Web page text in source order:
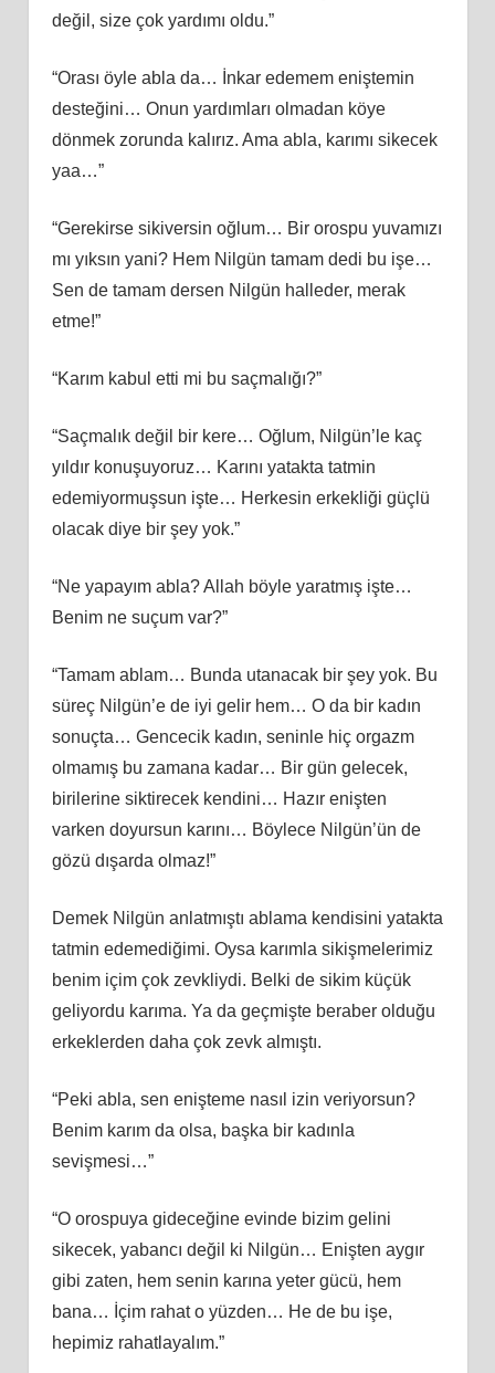
değil, size çok yardımı oldu.”
“Orası öyle abla da… İnkar edemem eniştemin
desteğini… Onun yardımları olmadan köye
dönmek zorunda kalırız. Ama abla, karımı sikecek
yaa…”
“Gerekirse sikiversin oğlum… Bir orospu yuvamızı
mı yıksın yani? Hem Nilgün tamam dedi bu işe…
Sen de tamam dersen Nilgün halleder, merak
etme!”
“Karım kabul etti mi bu saçmalığı?”
“Saçmalık değil bir kere… Oğlum, Nilgün’le kaç
yıldır konuşuyoruz… Karını yatakta tatmin
edemiyormuşsun işte… Herkesin erkekliği güçlü
olacak diye bir şey yok.”
“Ne yapayım abla? Allah böyle yaratmış işte…
Benim ne suçum var?”
“Tamam ablam… Bunda utanacak bir şey yok. Bu
süreç Nilgün’e de iyi gelir hem… O da bir kadın
sonuçta… Gencecik kadın, seninle hiç orgazm
olmamış bu zamana kadar… Bir gün gelecek,
birilerine siktirecek kendini… Hazır enişten
varken doyursun karını… Böylece Nilgün’ün de
gözü dışarda olmaz!”
Demek Nilgün anlatmıştı ablama kendisini yatakta
tatmin edemediğimi. Oysa karımla sikişmelerimiz
benim içim çok zevkliydi. Belki de sikim küçük
geliyordu karıma. Ya da geçmişte beraber olduğu
erkeklerden daha çok zevk almıştı.
“Peki abla, sen enişteme nasıl izin veriyorsun?
Benim karım da olsa, başka bir kadınla
sevişmesi…”
“O orospuya gideceğine evinde bizim gelini
sikecek, yabancı değil ki Nilgün… Enişten aygır
gibi zaten, hem senin karına yeter gücü, hem
bana… İçim rahat o yüzden… He de bu işe,
hepimiz rahatlayalım.”